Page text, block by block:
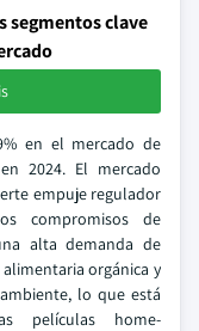
segmentos clave
en el mercado de
2024. El mercado
empuje regulador
compromisos de
alta demanda de
orgánica y
lo que está
películas home-